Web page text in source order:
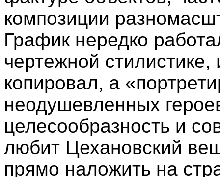
композиции
График нередко
чертежной
копировал, а
неодушевленных
целесообразность и
любит Цехановский
прямо наложить на